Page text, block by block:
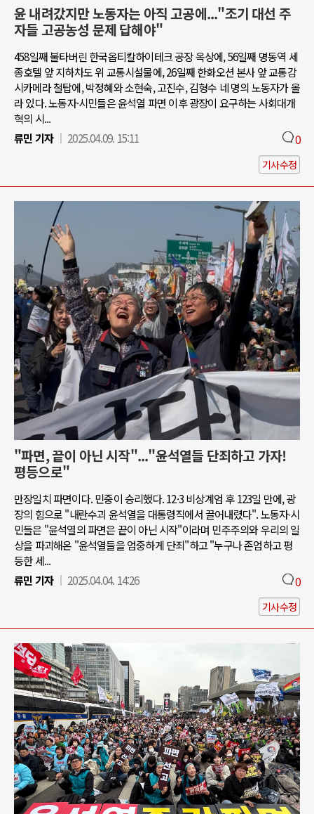
윤 내려갔지만 노동자는 아직 고공에..."조기 대선 주
자들 고공농성 문제 답해야"
458일째 불타버린 한국옵티칼하이테크 공장 옥상에, 56일째 명동역 세
종호텔 앞 지하차도 위 교통시설물에, 26일째 한화오션 본사 앞 교통감
시카메라 철탑에, 박정혜와 소현숙, 고진수, 김형수 네 명의 노동자가 올
라 있다. 노동자·시민들은 윤석열 파면 이후 광장이 요구하는 사회대개
혁의 시...
류민 기자
2025.04.09. 15:11 0
기사수정
"파면, 끝이 아닌 시작"..."윤석열들 단죄하고 가자!
평등으로"
만장일치 파면이다. 민중이 승리했다. 12·3 비상계엄 후 123일 만에, 광
장의 힘으로 "내란수괴 윤석열을 대통령직에서 끌어내렸다". 노동자∙시
민들은 "윤석열의 파면은 끝이 아닌 시작"이라며 민주주의와 우리의 일
상을 파괴해온 "윤석열들을 엄중하게 단죄"하고 "누구나 존엄하고 평
등한 세...
류민 기자
2025.04.04. 14:26 0
기사수정